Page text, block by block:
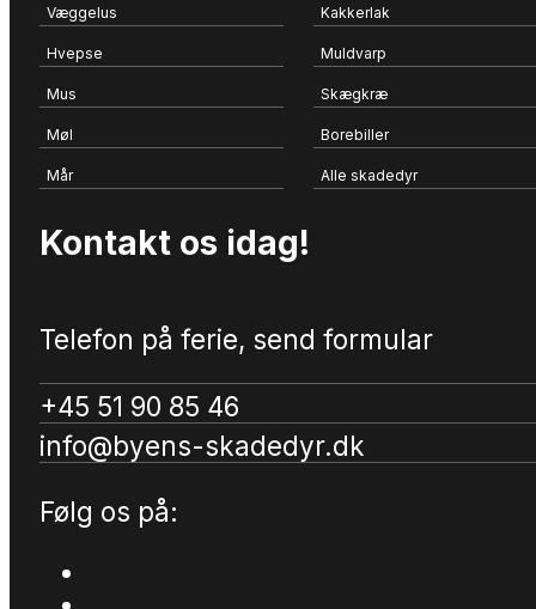
Væggelus Kakkerlak
Hvepse Muldvarp
Mus Skægkræ
Møl Borebiller
Mår Alle skadedyr
Kontakt os idag!
Telefon på ferie, send formular
+45 51 90 85 46
info@byens-skadedyr.dk
Følg os på: